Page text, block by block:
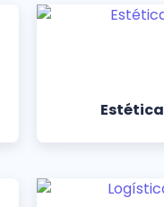
Estética